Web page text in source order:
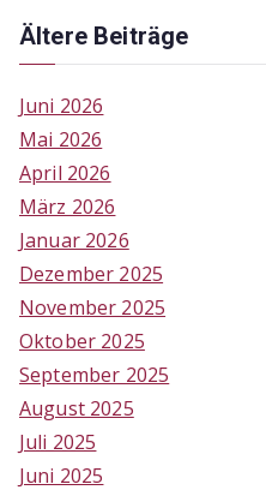
Ältere Beiträge
Juni 2026
Mai 2026
April 2026
März 2026
Januar 2026
Dezember 2025
November 2025
Oktober 2025
September 2025
August 2025
Juli 2025
Juni 2025